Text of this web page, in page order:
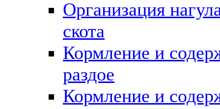
Организация
скота
Кормление и
раздое
Кормление и